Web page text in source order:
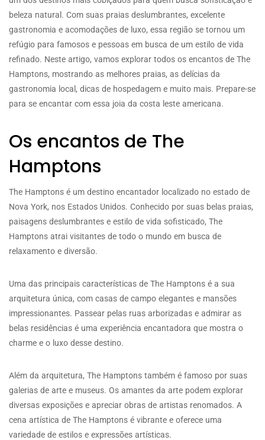
beleza natural. Com suas praias deslumbrantes, excelente
gastronomia e acomodações de luxo, essa região se tornou um
refúgio para famosos e pessoas em busca de um estilo de vida
refinado. Neste artigo, vamos explorar todos os encantos de The
Hamptons, mostrando as melhores praias, as delícias da
gastronomia local, dicas de hospedagem e muito mais. Prepare-se
para se encantar com essa joia da costa leste americana.
Os encantos de The
Hamptons
The Hamptons é um destino encantador localizado no estado de
Nova York, nos Estados Unidos. Conhecido por suas belas praias,
paisagens deslumbrantes e estilo de vida sofisticado, The
Hamptons atrai visitantes de todo o mundo em busca de
relaxamento e diversão.
Uma das principais características de The Hamptons é a sua
arquitetura única, com casas de campo elegantes e mansões
impressionantes. Passear pelas ruas arborizadas e admirar as
belas residências é uma experiência encantadora que mostra o
charme e o luxo desse destino.
Além da arquitetura, The Hamptons também é famoso por suas
galerias de arte e museus. Os amantes da arte podem explorar
diversas exposições e apreciar obras de artistas renomados. A
cena artística de The Hamptons é vibrante e oferece uma
variedade de estilos e expressões artísticas.